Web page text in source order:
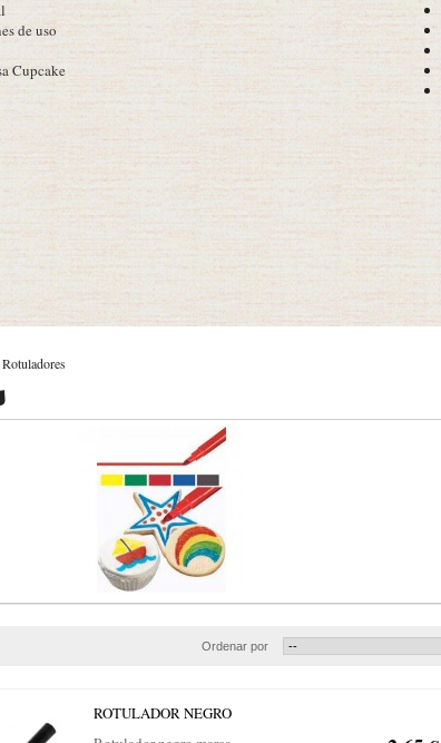
de uso
Cupcake
Rotuladores
Ordenar por
ROTULADOR NEGRO